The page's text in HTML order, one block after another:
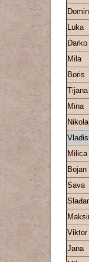
Luka
Darko
Mila
Boris
Tijana
Mina
Nikola
Milica
Bojan
Sava
Viktor
Jana